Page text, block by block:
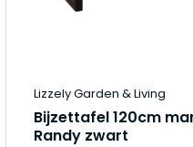
Lizzely Garden & Living
Bijzettafel 120cm
Randy zwart